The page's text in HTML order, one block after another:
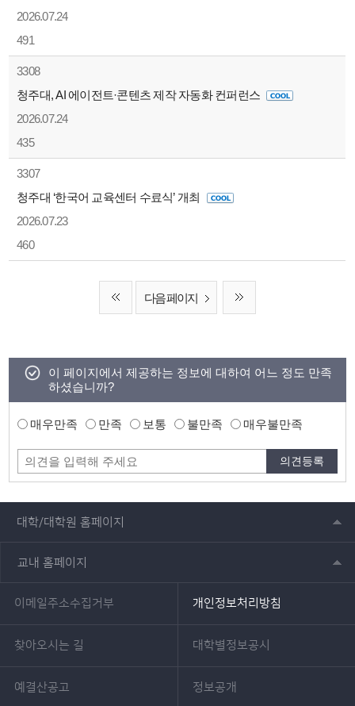
2026.07.24
491
3308
청주대, AI 에이전트·콘텐츠 제작 자동화 컨퍼런스
2026.07.24
435
3307
청주대 ‘한국어 교육센터 수료식’ 개최
2026.07.23
460
다음 페이지
이 페이지에서 제공하는 정보에 대하여 어느 정도 만족
하셨습니까?
매우만족 만족 보통 불만족 매우불만족
대학/대학원 홈페이지
교내 홈페이지
이메일주소수집거부 개인정보처리방침
찾아오시는 길 대학별정보공시
예결산공고 정보공개